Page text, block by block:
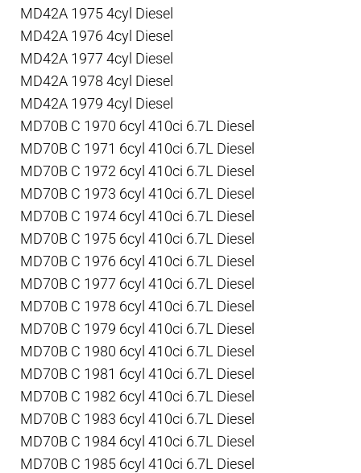
MD42A 1975 4cyl Diesel
MD42A 1976 4cyl Diesel
MD42A 1977 4cyl Diesel
MD42A 1978 4cyl Diesel
MD42A 1979 4cyl Diesel
MD70B C 1970 6cyl 410ci 6.7L Diesel
MD70B C 1971 6cyl 410ci 6.7L Diesel
MD70B C 1972 6cyl 410ci 6.7L Diesel
MD70B C 1973 6cyl 410ci 6.7L Diesel
MD70B C 1974 6cyl 410ci 6.7L Diesel
MD70B C 1975 6cyl 410ci 6.7L Diesel
MD70B C 1976 6cyl 410ci 6.7L Diesel
MD70B C 1977 6cyl 410ci 6.7L Diesel
MD70B C 1978 6cyl 410ci 6.7L Diesel
MD70B C 1979 6cyl 410ci 6.7L Diesel
MD70B C 1980 6cyl 410ci 6.7L Diesel
MD70B C 1981 6cyl 410ci 6.7L Diesel
MD70B C 1982 6cyl 410ci 6.7L Diesel
MD70B C 1983 6cyl 410ci 6.7L Diesel
MD70B C 1984 6cyl 410ci 6.7L Diesel
MD70B C 1985 6cyl 410ci 6.7L Diesel